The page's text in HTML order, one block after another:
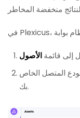
إلى قائمة الأصول
المتصل الخاص
بك.